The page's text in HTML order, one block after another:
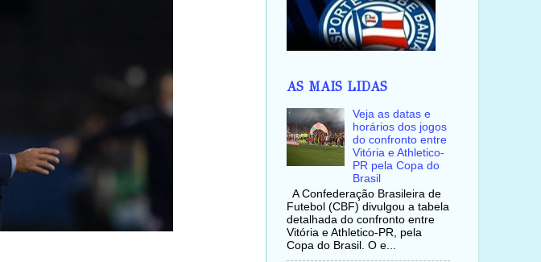
AS MAIS LIDAS
Veja as datas e
horários dos jogos
do confronto entre
Vitória e Athletico-
PR pela Copa do
Brasil
A Confederação Brasileira de
Futebol (CBF) divulgou a tabela
detalhada do confronto entre
Vitória e Athletico-PR, pela
Copa do Brasil. O e...